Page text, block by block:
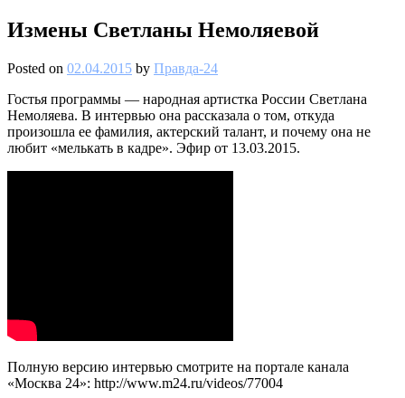
Измены Светланы Немоляевой
Posted on 02.04.2015 by Правда-24
Гостья программы — народная артистка России Светлана
Немоляева. В интервью она рассказала о том, откуда
произошла ее фамилия, актерский талант, и почему она не
любит «мелькать в кадре». Эфир от 13.03.2015.
Полную версию интервью смотрите на портале канала
«Москва 24»: http://www.m24.ru/videos/77004